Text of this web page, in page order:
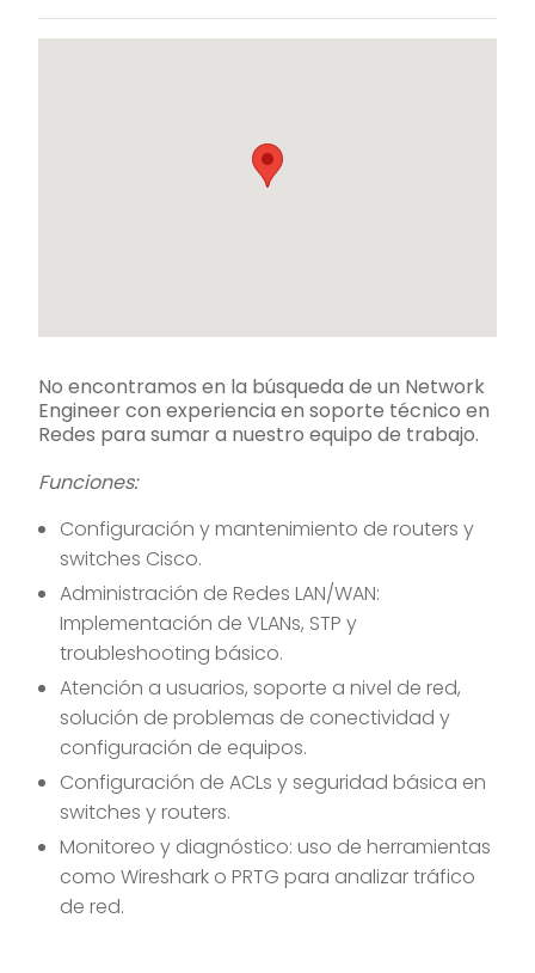
No encontramos en la búsqueda de un Network
Engineer con experiencia en soporte técnico en
Redes para sumar a nuestro equipo de trabajo.
Funciones:
Configuración y mantenimiento de routers y
switches Cisco.
Administración de Redes LAN/WAN:
Implementación de VLANs, STP y
troubleshooting básico.
Atención a usuarios, soporte a nivel de red,
solución de problemas de conectividad y
configuración de equipos.
Configuración de ACLs y seguridad básica en
switches y routers.
Monitoreo y diagnóstico: uso de herramientas
como Wireshark o PRTG para analizar tráfico
de red.